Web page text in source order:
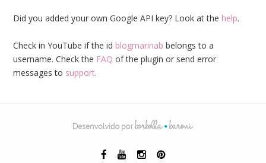
Did you added your own Google API key? Look at the help.
Check in YouTube if the id blogmarinab belongs to a
username. Check the FAQ of the plugin or send error
messages to support.